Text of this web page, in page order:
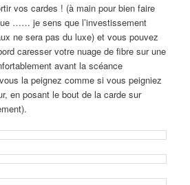
vos cardes ! (à main pour bien faire
…… je sens que l’investissement
ne sera pas du luxe) et vous pouvez
caresser votre nuage de fibre sur une
avant la scéance
la peignez comme si vous peigniez
en posant le bout de la carde sur